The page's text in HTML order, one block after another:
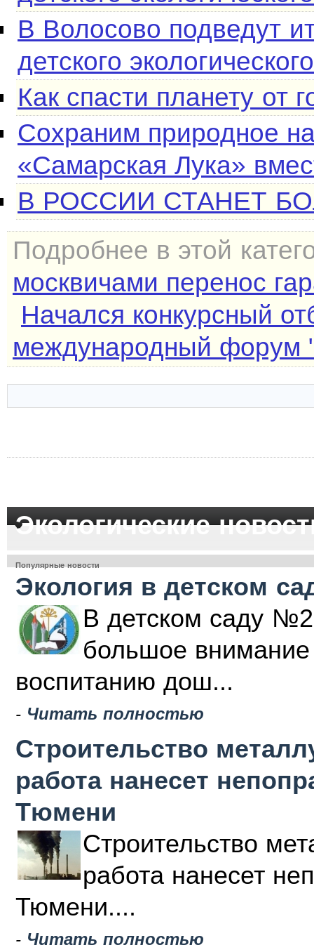
В Волосово подведут
детского
Как спасти планету от
Сохраним природное
«Самарская Лука»
В РОССИИ СТАНЕТ
Подробнее в этой
москвичами перенос
Начался конкурсный
международный форум
Экологические
Популярные новости
Экология в детском
В детском саду
большое внимание
воспитанию дош...
- Читать полностью
Строительство
работа нанесет
Тюмени
Строительство
работа нанесет
Тюмени....
- Читать полностью